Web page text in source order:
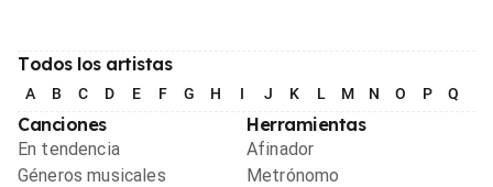
Todos los artistas
A B C D E F G H I J K L M N O P Q
Canciones
En tendencia
Géneros musicales
Herramientas
Afinador
Metrónomo